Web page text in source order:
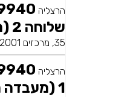
הרצליה
שלוחה 2 (חנות + זאפ)
35, מרכזים 2001 (כניסה D)
הרצליה
1 (מעבדה ראשית)